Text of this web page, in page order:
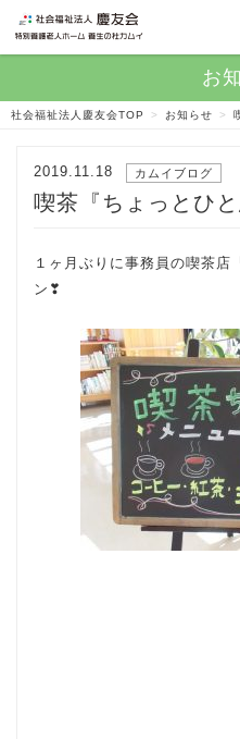
社会福祉法人慶友会TOP > お知らせ >
2019.11.18 カムイブログ
喫茶『ちょっとひと
１ヶ月ぶりに事務員の喫茶
ン❣